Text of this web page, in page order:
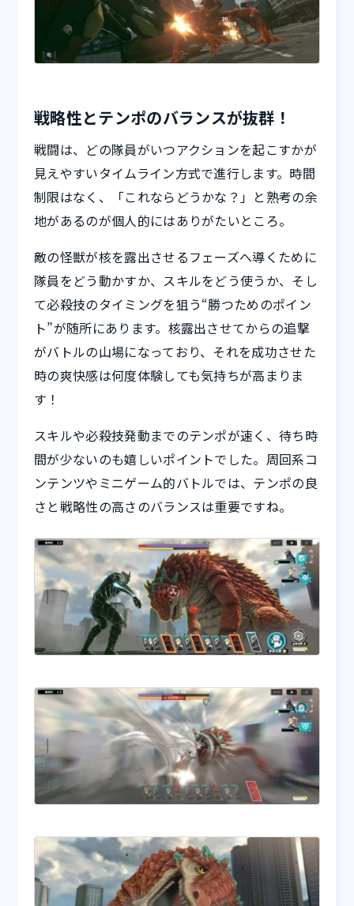
戦略性とテンポのバランスが抜群！
戦闘は、どの隊員がいつアクションを起こすかが
見えやすいタイムライン方式で進行します。時間
制限はなく、「これならどうかな？」と熟考の余
地があるのが個人的にはありがたいところ。
敵の怪獣が核を露出させるフェーズへ導くために
隊員をどう動かすか、スキルをどう使うか、そし
て必殺技のタイミングを狙う“勝つためのポイン
ト”が随所にあります。核露出させてからの追撃
がバトルの山場になっており、それを成功させた
時の爽快感は何度体験しても気持ちが高まりま
す！
スキルや必殺技発動までのテンポが速く、待ち時
間が少ないのも嬉しいポイントでした。周回系コ
ンテンツやミニゲーム的バトルでは、テンポの良
さと戦略性の高さのバランスは重要ですね。